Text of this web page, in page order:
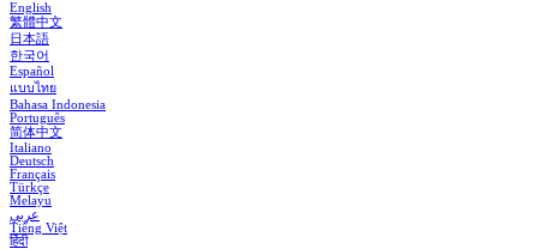
English
繁體中文
日本語
한국어
Español
แบบไทย
Bahasa Indonesia
Português
简体中文
Italiano
Deutsch
Français
Türkçe
Melayu
عربي
Tiếng Việt
हिंदी